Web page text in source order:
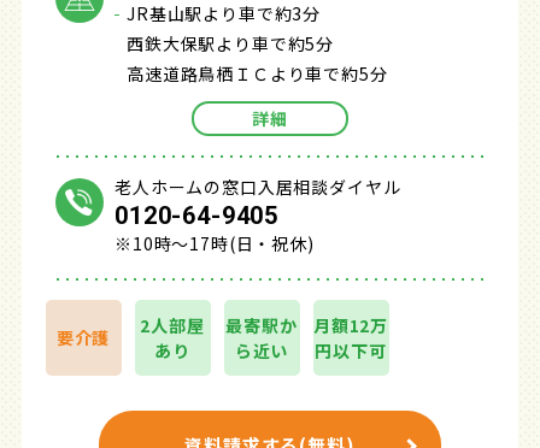
JR基山駅より車で約3分
西鉄大保駅より車で約5分
高速道路鳥栖ＩＣより車で約5分
詳細
老人ホームの窓口入居相談ダイヤル
0120-64-9405
※10時～17時(日・祝休)
要介護
2人部屋
あり
最寄駅か
ら近い
月額12万
円以下可